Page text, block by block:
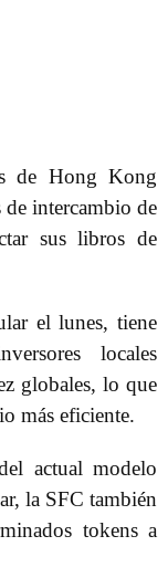
de Hong Kong
de intercambio de
sus libros de
el lunes, tiene
locales
globales, lo que
más eficiente.
actual modelo
la SFC también
tokens a